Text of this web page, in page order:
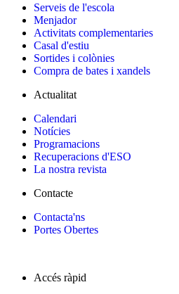
Serveis de l'escola
Menjador
Activitats complementaries
Casal d'estiu
Sortides i colònies
Compra de bates i xandels
Actualitat
Calendari
Notícies
Programacions
Recuperacions d'ESO
La nostra revista
Contacte
Contacta'ns
Portes Obertes
Accés ràpid